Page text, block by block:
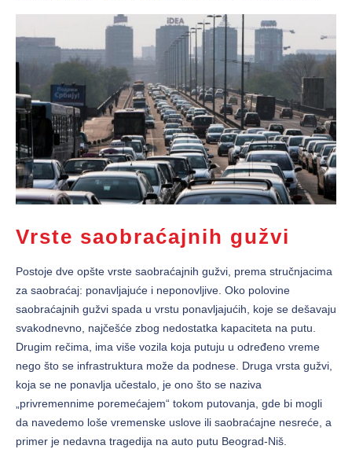
Vrste saobraćajnih gužvi
Postoje dve opšte vrste saobraćajnih gužvi, prema stručnjacima
za saobraćaj: ponavljajuće i neponovljive. Oko polovine
saobraćajnih gužvi spada u vrstu ponavljajućih, koje se dešavaju
svakodnevno, najčešće zbog nedostatka kapaciteta na putu.
Drugim rečima, ima više vozila koja putuju u određeno vreme
nego što se infrastruktura može da podnese. Druga vrsta gužvi,
koja se ne ponavlja učestalo, je ono što se naziva
„privremennime poremećajem“ tokom putovanja, gde bi mogli
da navedemo loše vremenske uslove ili saobraćajne nesreće, a
primer je nedavna tragedija na auto putu Beograd-Niš.